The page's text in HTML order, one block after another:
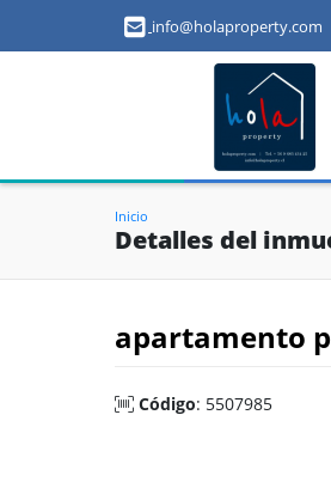
info@holaproperty.com
Inicio
Detalles del
apartamento
Código: 5507985